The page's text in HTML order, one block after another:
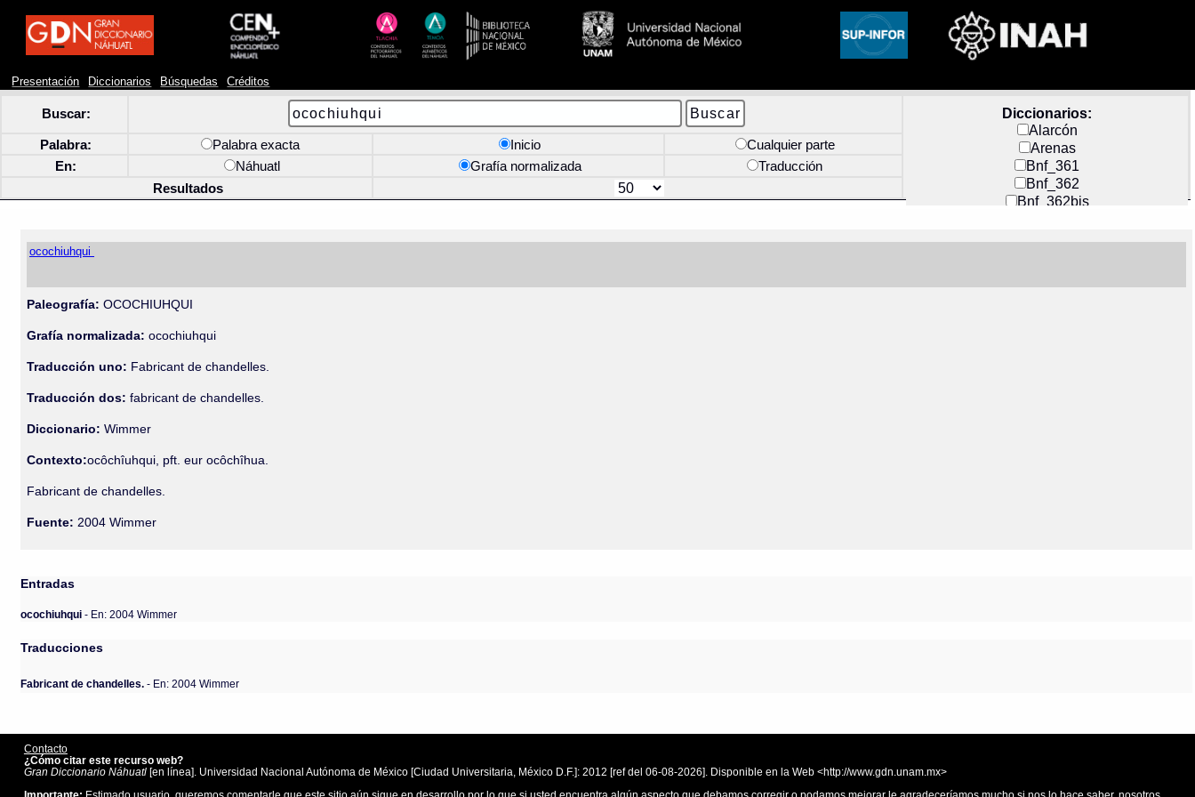
Presentación Diccionarios Búsquedas Créditos
Buscar:
Diccionarios:
Alarcón
Arenas
Bnf_361
Bnf_362
Bnf_362bis
Docs_México
Palabra: Palabra exacta Inicio
Cualquier parte
En:
Náhuatl Grafía normalizada
Traducción
Resultados
ocochiuhqui
Paleografía: OCOCHIUHQUI
Grafía normalizada: ocochiuhqui
Traducción uno: Fabricant de chandelles.
Traducción dos: fabricant de chandelles.
Diccionario:Wimmer
Contexto:ocôchîuhqui, pft. eur ocôchîhua.
Fabricant de chandelles.
Fuente: 2004 Wimmer
Entradas
ocochiuhqui- En: 2004 Wimmer
Traducciones
Fabricant de chandelles. - En: 2004 Wimmer
Contacto
¿Cómo citar este recurso web?
Gran Diccionario Náhuatl[en línea]. Universidad Nacional Autónoma de México [Ciudad Universitaria, México D.F.]: 2012 [ref del 06-08-2026]. Disponible en la Web <http://www.gdn.unam.mx>